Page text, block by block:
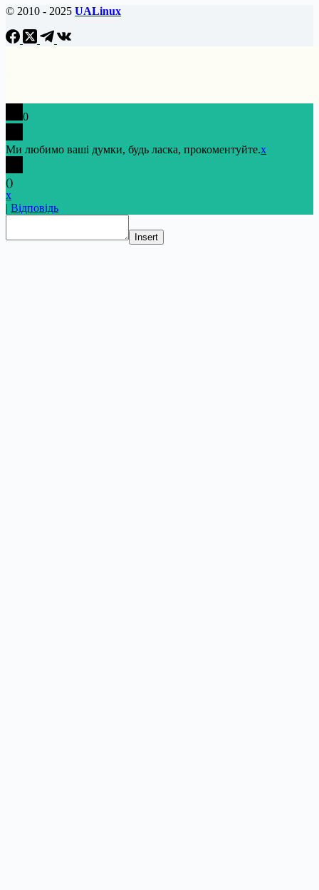
© 2010 - 2025 UALinux
0
Ми любимо ваші думки, будь ласка, прокоментуйте.x
()
x
| Відповідь
Insert